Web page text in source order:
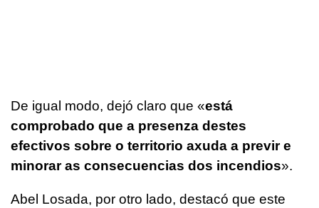
De igual modo, dejó claro que «está
comprobado que a presenza destes
efectivos sobre o territorio axuda a previr e
minorar as consecuencias dos incendios».
Abel Losada, por otro lado, destacó que este